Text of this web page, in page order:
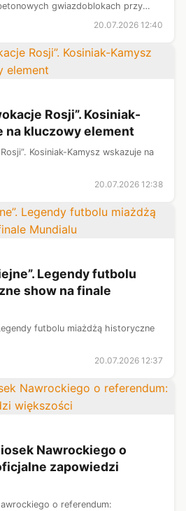
gwiazdoblokach przy
Zachodnich. Służby
20.07.2026 12:40
Rosji”. Kosiniak-
na kluczowy element
Kosiniak-Kamysz wskazuje na
20.07.2026 12:38
Legendy futbolu
show na finale
futbolu miażdżą historyczne
20.07.2026 12:37
Nawrockiego o
zapowiedzi
o referendum: